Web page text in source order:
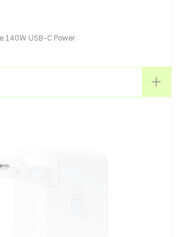
140W USB-C Power